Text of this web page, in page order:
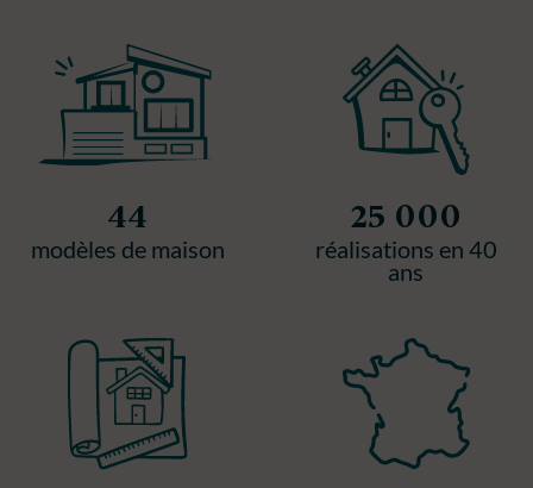
44
modèles de maison
25 000
réalisations en 40
ans